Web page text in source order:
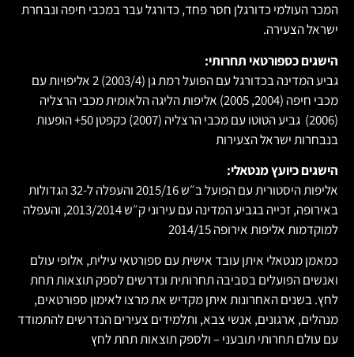
המכר העולמי כדורגלן חסר פחד, כדורגל עבר במכבי חיפה ונבחרת
ישראל הצעירה.
הישגים כספורטאי תחרותי:
גביע המדינה בכדורגל עם הפועל רמת גן (2003/4) 2 אליפויות עם
מכבי חיפה (2004, 2005) אליפות הליגה הלאומית מכבי הרצליה
(2006) גביע הטוטו עם מכבי הרצליה (2007) כקפטן 50+ הופעות
בנבחרות ישראל הצעירות
הישגים כיועץ מנטאלי:
אליפות היסטורית עם הפועל ב״ש 2015/16 והעפלה ל-32 הגדולות
באירופה, זכייה בגביע המדינה עם עירוני ק״ש 2013/2014, והעפלה
למוקדמות אליפות אירופה 2014/15
כמאמן מנטאלי איתן עובד אישית עם ספורטאי עילית, אלופי עולם
ואנשים הפועלים בסביבה תחרותית ונדרשים לספק תוצאות תחת
לחץ. בשנים האחרונות איתן מקדיש את מרצו לאימון ספורטאים,
מנהלים, ארגונים, אנשי צבא, ותלמידים צעירים הנדרשים להתמודד
עם עולם תחרותי תובעני – ולספק תוצאות תחת לחץ